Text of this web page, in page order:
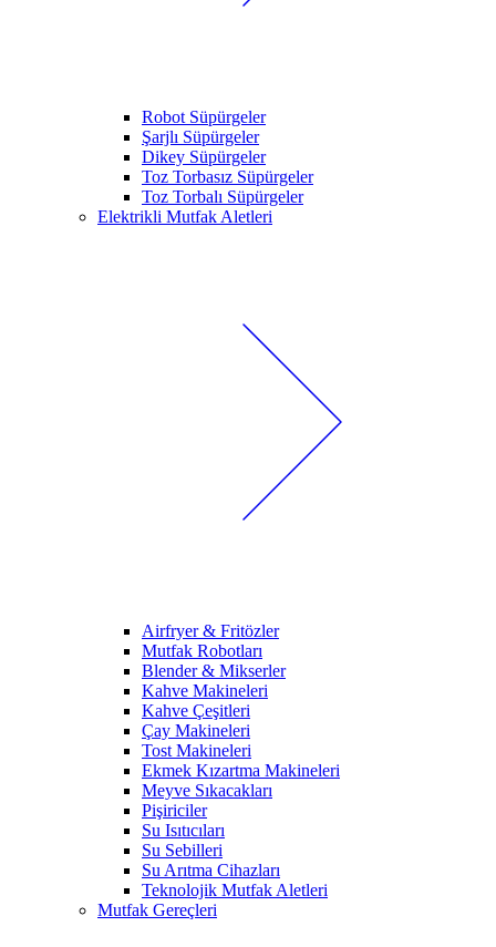
Robot Süpürgeler
Şarjlı Süpürgeler
Dikey Süpürgeler
Toz Torbasız Süpürgeler
Toz Torbalı Süpürgeler
Elektrikli Mutfak Aletleri
Airfryer & Fritözler
Mutfak Robotları
Blender & Mikserler
Kahve Makineleri
Kahve Çeşitleri
Çay Makineleri
Tost Makineleri
Ekmek Kızartma Makineleri
Meyve Sıkacakları
Pişiriciler
Su Isıtıcıları
Su Sebilleri
Su Arıtma Cihazları
Teknolojik Mutfak Aletleri
Mutfak Gereçleri